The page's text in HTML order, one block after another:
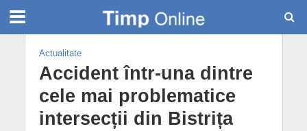
Actualitate
Accident într-una dintre
cele mai problematice
intersecții din Bistrița